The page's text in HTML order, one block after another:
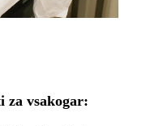
za vsakogar: